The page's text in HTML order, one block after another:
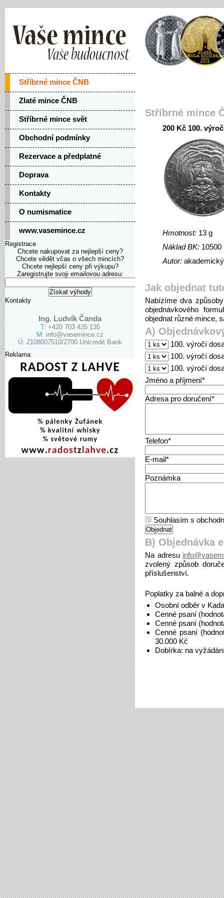
Stříbrné mince ČNB
Zlaté mince ČNB
Stříbrné mince svět
Obchodní podmínky
Rezervace a předplatné
Doprava
Kontakty
O numismatice
www.vasemince.cz
Registrace
Chcete nakupovat za nejlepší ceny?
Chcete vědět včas o všech mincích?
Chcete nejlepší ceny při výkupu?
Zaregistrujte svoji emailovou adresu:
Kontakty
Ing. Ludvík Čanda
T: +420 703 435 135
M: info@vasemince.cz
Ú: 2108007510/2700 Unicredit Bank
Reklama
Stříbrné mince
200 Kč 100.
Hmotnost: 13 g
Náklad BK: 10500
Autor:
Jak objednat
Nabízíme dva
objednávkového
objednat různé mince,
A)
100. výročí
100. výročí
100. výročí
Jméno a příjmení*
Adresa pro doručení*
Telefon*
E-mail*
Poznámka
Souhlasím s
B) Objednávka
Na adresu
zvolený způsob
příslušenství.
Poplatky za balné a
Osobní odběr v
Cenné psaní
Cenné psaní
Cenné psaní
30.000 Kč
Dobírka: na